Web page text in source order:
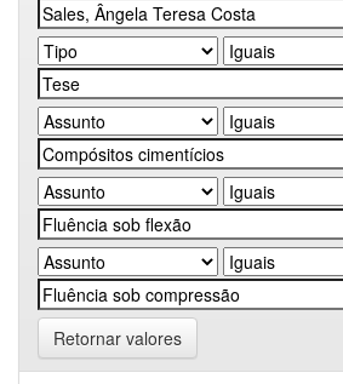
Retornar valores